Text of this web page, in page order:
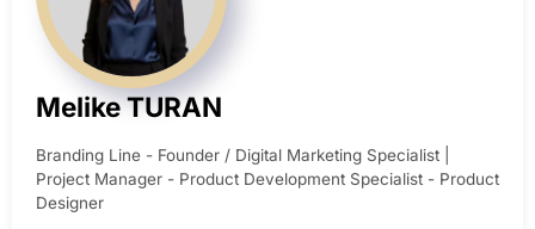
Melike TURAN
Branding Line - Founder / Digital Marketing Specialist |
Project Manager - Product Development Specialist - Product
Designer